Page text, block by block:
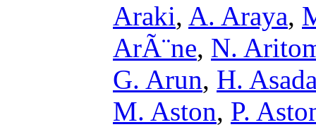
Araki, A. Araya,
ArÃ¨ne, N.
G. Arun, H.
M. Aston, P.